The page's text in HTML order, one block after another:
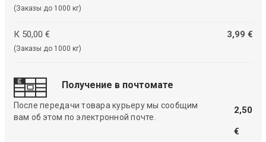
(Заказы до 1000 кг)
К 50,00 €
(Заказы до 1000 кг)
3,99 €
Получение в почтомате
После передачи товара курьеру мы сообщим
вам об этом по электронной почте.
2,50
€